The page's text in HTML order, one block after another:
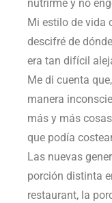
nutrirme y no
Mi estilo de vida
descifré de
era tan difícil
Me di cuenta
manera
más y más
que podía
Las nuevas
porción distinta
restaurant, la